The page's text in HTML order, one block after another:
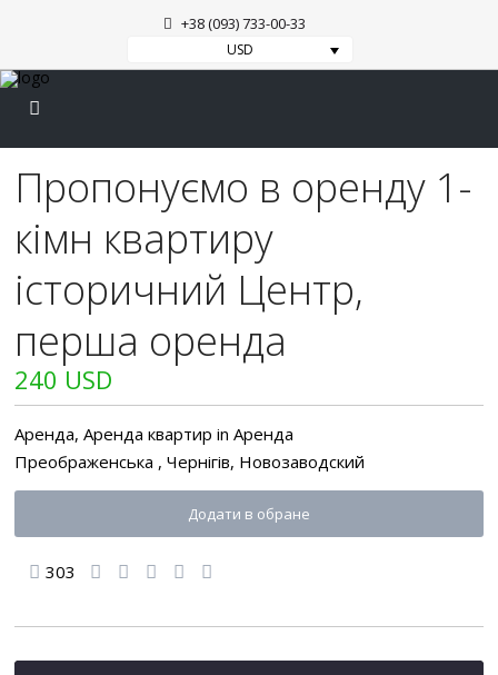
+38 (093) 733-00-33
USD
Пропонуємо в оренду 1-
кімн квартиру
історичний Центр,
перша оренда
240 USD
Аренда, Аренда квартир in Аренда
Преображенська , Чернігів, Новозаводский
Додати в обране
303